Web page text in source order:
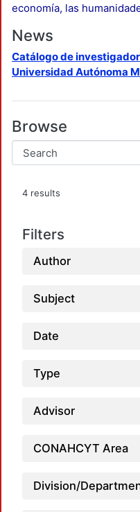
economía, las
News
Catálogo de
Universidad Autónoma
Browse
4 results
Filters
Author
Subject
Date
Type
Advisor
CONAHCYT Area
Division/